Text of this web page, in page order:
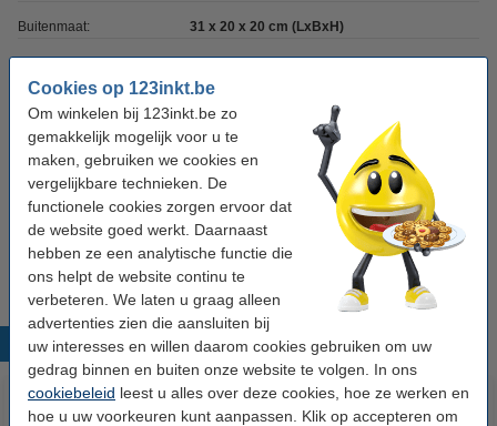
Cookies op 123inkt.be
Om winkelen bij 123inkt.be zo
gemakkelijk mogelijk voor u te
maken, gebruiken we cookies en
vergelijkbare technieken. De
functionele cookies zorgen ervoor dat
de website goed werkt. Daarnaast
hebben ze een analytische functie die
ons helpt de website continu te
verbeteren. We laten u graag alleen
advertenties zien die aansluiten bij
uw interesses en willen daarom cookies gebruiken om uw
gedrag binnen en buiten onze website te volgen. In ons
cookiebeleid leest u alles over deze cookies, hoe ze werken en
hoe u uw voorkeuren kunt aanpassen. Klik op accepteren om
Buitenmaat: 31 x 20 x 20 cm (LxBxH)
Materiaal: staal
Downloads
Populaire producten